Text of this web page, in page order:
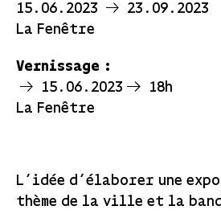
15.06.2023
23.09.2023
La Fenêtre
Vernissage :
15.06.2023
18h
La Fenêtre
L’idée d’élaborer une
thème de la ville et la